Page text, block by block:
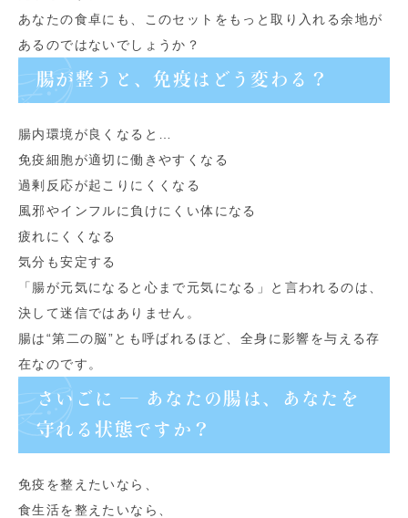
あなたの食卓にも、このセットをもっと取り入れる余地が
あるのではないでしょうか？
腸が整うと、免疫はどう変わる？
腸内環境が良くなると…
免疫細胞が適切に働きやすくなる
過剰反応が起こりにくくなる
風邪やインフルに負けにくい体になる
疲れにくくなる
気分も安定する
「腸が元気になると心まで元気になる」と言われるのは、
決して迷信ではありません。
腸は“第二の脳”とも呼ばれるほど、全身に影響を与える存
在なのです。
さいごに ― あなたの腸は、あなたを
守れる状態ですか？
免疫を整えたいなら、
食生活を整えたいなら、